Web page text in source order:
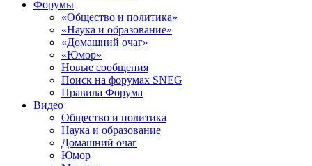
Форумы
«Общество и политика»
«Наука и образование»
«Домашний очаг»
«Юмор»
Новые сообщения
Поиск на форумах SNEG
Правила Форума
Видео
Общество и политика
Наука и образование
Домашний очаг
Юмор